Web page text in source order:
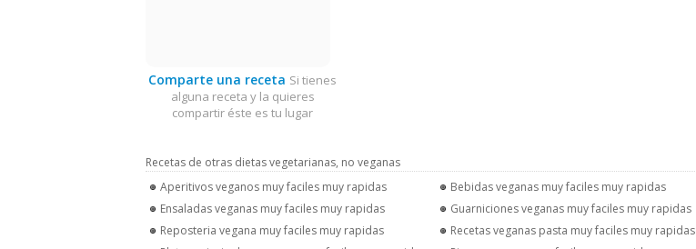
Comparte una receta Si tienes
alguna receta y la quieres
compartir éste es tu lugar
Recetas de otras dietas vegetarianas, no veganas
Aperitivos veganos muy faciles muy rapidas
Bebidas veganas muy faciles muy rapidas
Ensaladas veganas muy faciles muy rapidas
Guarniciones veganas muy faciles muy rapidas
Reposteria vegana muy faciles muy rapidas
Recetas veganas pasta muy faciles muy rapidas